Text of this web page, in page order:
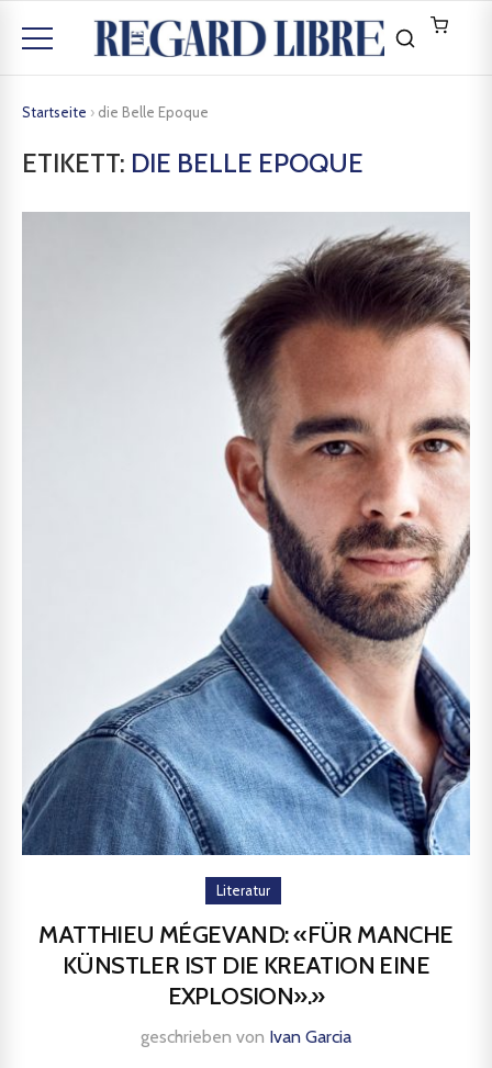
Startseite › die Belle Epoque
ETIKETT: DIE BELLE EPOQUE
Literatur
MATTHIEU MÉGEVAND: «FÜR MANCHE
KÜNSTLER IST DIE KREATION EINE
EXPLOSION».»
geschrieben von Ivan Garcia